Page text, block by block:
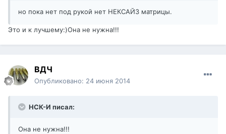
но пока нет под рукой нет НЕКСАЙЗ матрицы.
Это и к лучшему:)Она не нужна!!!
ВДЧ
Опубликовано: 24 июня 2014
НСК-И писал:
Она не нужна!!!